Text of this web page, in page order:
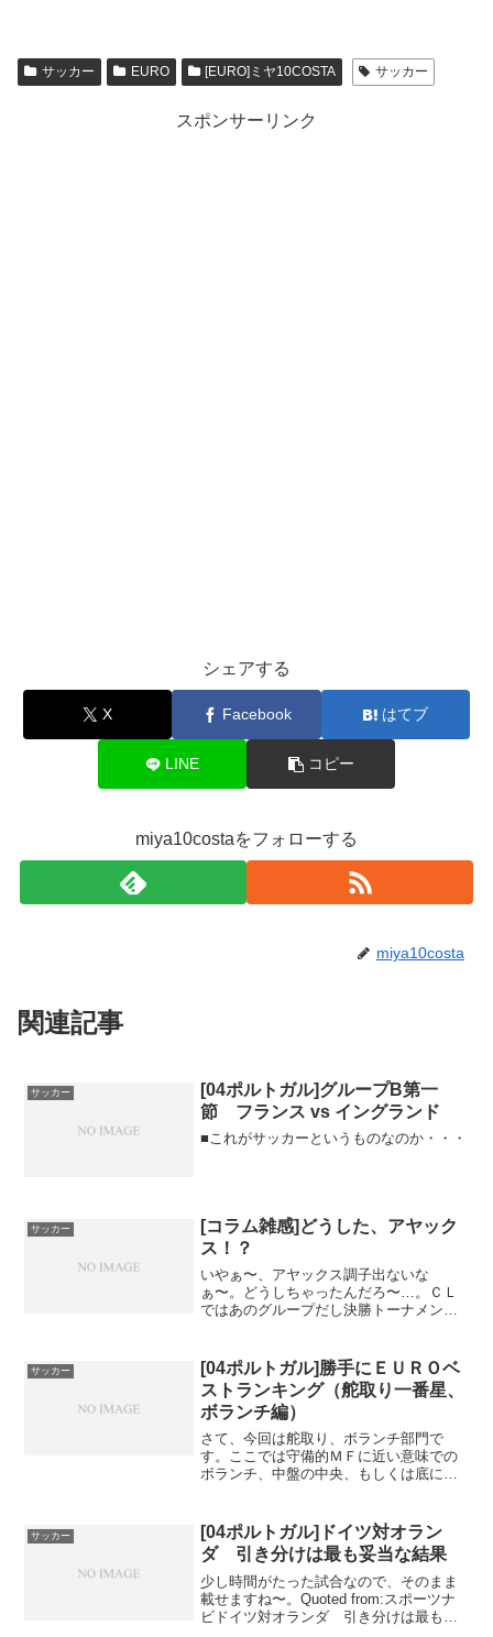
サッカー EURO [EURO]ミヤ10COSTA サッカー
スポンサーリンク
シェアする
X Facebook はてブ
LINE コピー
miya10costaをフォローする
miya10costa
関連記事
サッカー
[04ポルトガル]グループB第一
節 フランス vs イングランド
■これがサッカーというものなのか・・・
サッカー
[コラム雑感]どうした、アヤック
ス！？
いやぁ〜、アヤックス調子出ないな
ぁ〜。どうしちゃったんだろ〜…。ＣＬ
ではあのグループだし決勝トーナメント
サッカー
[04ポルトガル]勝手にＥＵＲＯベ
ストランキング（舵取り一番星、
ボランチ編）
さて、今回は舵取り、ボランチ部門で
す。ここでは守備的ＭＦに近い意味での
ボランチ、中盤の中央、もしくは底に位
サッカー
[04ポルトガル]ドイツ対オラン
ダ 引き分けは最も妥当な結果
少し時間がたった試合なので、そのまま
載せますね〜。Quoted from:スポーツナ
ビドイツ対オランダ 引き分けは最も妥